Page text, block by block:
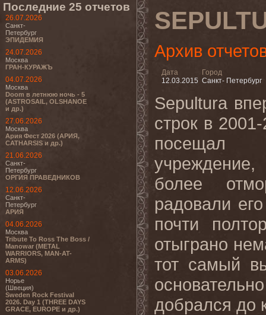
Последние 25 отчетов
26.07.2026
Санкт-
Петербург
ЭПИДЕМИЯ
24.07.2026
Москва
ГРАН-КУРАЖЪ
04.07.2026
Москва
Doom в летнюю ночь - 5
(ASTROSAIL, OLSHANOE
и др.)
27.06.2026
Москва
Ария Фест 2026 (АРИЯ,
CATHARSIS и др.)
21.06.2026
Санкт-
Петербург
ОРГИЯ ПРАВЕДНИКОВ
12.06.2026
Санкт-
Петербург
АРИЯ
04.06.2026
Москва
Tribute To Ross The Boss /
Manowar (METAL
WARRIORS, MAN-AT-
ARMS)
03.06.2026
Норье
(Швеция)
Sweden Rock Festival
2026. Day 1 (THREE DAYS
GRACE, EUROPE и др.)
Архив
Дата
12.03.2015
Город
Санкт- Петербург
Sepultura
строк в
посещал
более
радовали
почти
отыграно
тот самый
добрался до